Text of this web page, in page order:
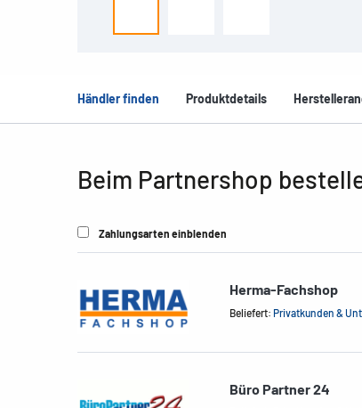
Händler finden Produktdetails
Beim Partnershop
Zahlungsarten einblenden
Herma-Fachshop
Beliefert: Privatkunden &
Büro Partner 24